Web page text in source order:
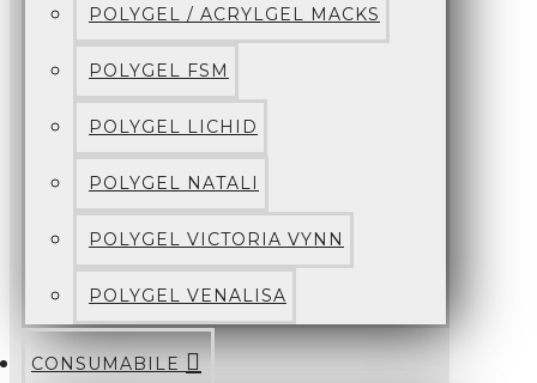
POLYGEL / ACRYLGEL MACKS
POLYGEL FSM
POLYGEL LICHID
POLYGEL NATALI
POLYGEL VICTORIA VYNN
POLYGEL VENALISA
CONSUMABILE